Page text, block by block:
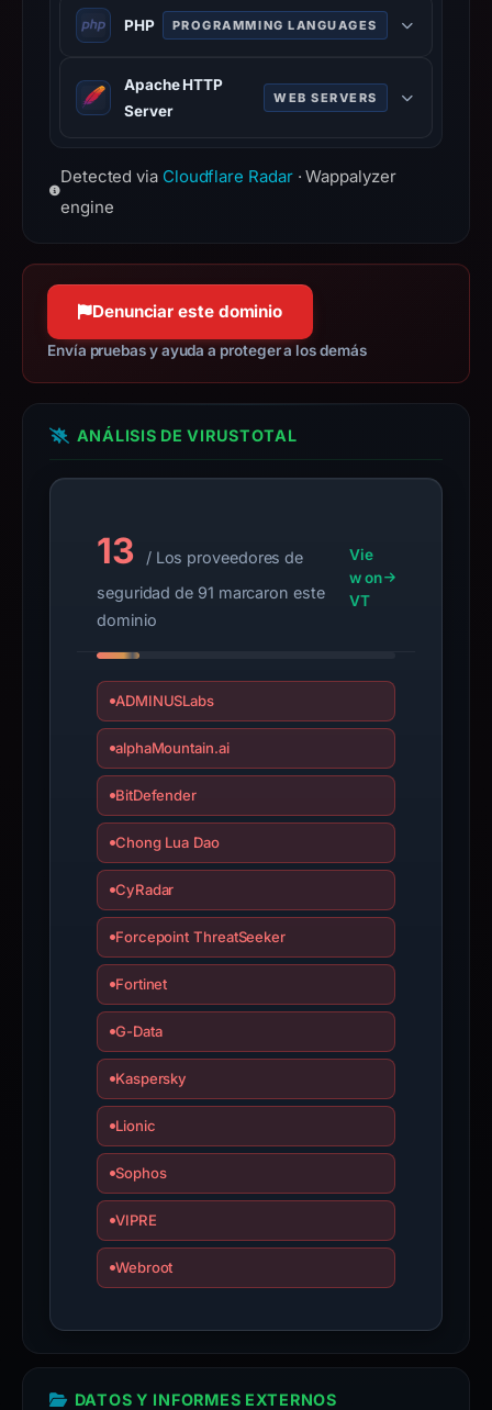
LLC,
IP
92.205.173.164,
Dec
apparent
target
Facebook.
Infrastructure
since
This
summarizes
observations,
not
a
live
Avoid
interacting
the
domain;
submit
appeal
report
inaccurate.
PHP PROGRAMMING LANGUAGES
designed for web development.
Apache HTTP
Server
WEB SERVERS
server software.
Detected via Cloudflare Radar· Wappalyzer
engine
Denunciar este dominio
Envía pruebas y ayuda a proteger a los demás
ANÁLISIS DE VIRUSTOTAL
13
/ Los proveedores de
seguridad de 91 marcaron este
dominio
Vie
w on
VT
ADMINUSLabs
alphaMountain.ai
BitDefender
Chong Lua Dao
CyRadar
Forcepoint ThreatSeeker
Fortinet
G-Data
Kaspersky
Lionic
Sophos
VIPRE
Webroot
DATOS Y INFORMES EXTERNOS